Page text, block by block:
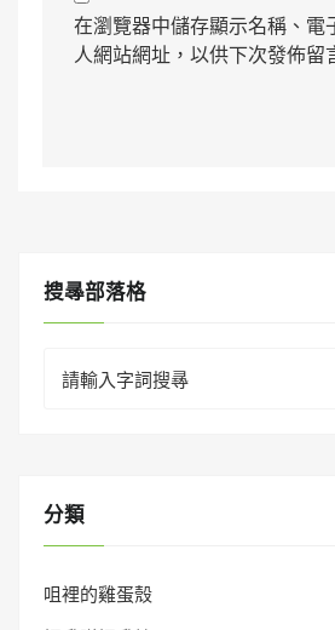
在瀏覽器中儲存顯示名稱、電
人網站網址，以供下次發佈留
搜㝷部落格
for:
分類
咀裡的雞蛋殼